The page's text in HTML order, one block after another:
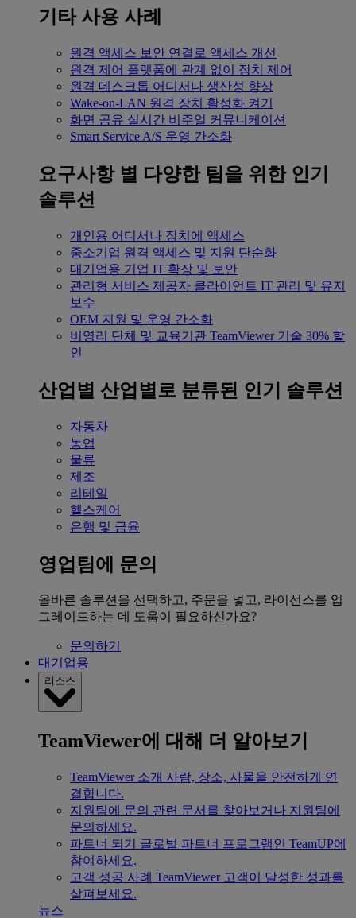
기타 사용 사례
원격 액세스 보안 연결로 액세스 개선
원격 제어 플랫폼에 관계 없이 장치 제어
원격 데스크톱 어디서나 생산성 향상
Wake-on-LAN 원격 장치 활성화 켜기
화면 공유 실시간 비주얼 커뮤니케이션
Smart Service A/S 운영 간소화
요구사항 별 다양한 팀을 위한 인기
솔루션
개인용 어디서나 장치에 액세스
중소기업 원격 액세스 및 지원 단순화
대기업용 기업 IT 확장 및 보안
관리형 서비스 제공자 클라이언트 IT 관리 및 유지
보수
OEM 지원 및 운영 간소화
비영리 단체 및 교육기관 TeamViewer 기술 30% 할
인
산업별 산업별로 분류된 인기 솔루션
자동차
농업
물류
제조
리테일
헬스케어
은행 및 금융
영업팀에 문의
올바른 솔루션을 선택하고, 주문을 넣고, 라이선스를 업
그레이드하는 데 도움이 필요하신가요?
문의하기
대기업용
리소스
TeamViewer에 대해 더 알아보기
TeamViewer 소개 사람, 장소, 사물을 안전하게 연
결합니다.
지원팀에 문의 관련 문서를 찾아보거나 지원팀에
문의하세요.
파트너 되기
글로벌 파트너 프로그램인 TeamUP에
참여하세요.
고객 성공 사례 TeamViewer 고객이 달성한 성과를
살펴보세요.
뉴스